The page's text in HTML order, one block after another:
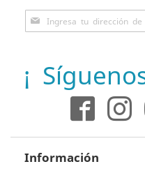
Inscríbase
a
de
noticias:
¡
Información